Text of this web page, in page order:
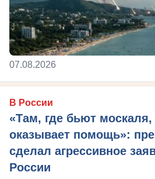
07.08.2026
В России
«Там, где бьют
оказывает помощь»:
сделал агрессивное
России